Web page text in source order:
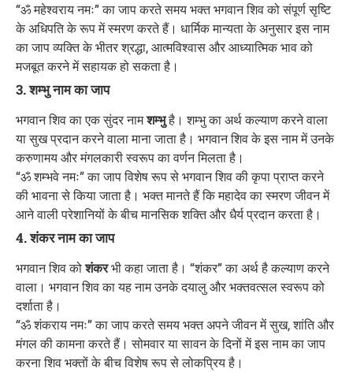
“ॐ महेश्वराय नमः” का जाप करते समय भक्त भगवान शिव को संपूर्ण सृष्टि
के अधिपति के रूप में स्मरण करते हैं। धार्मिक मान्यता के अनुसार इस नाम
का जाप व्यक्ति के भीतर श्रद्धा, आत्मविश्वास और आध्यात्मिक भाव को
मजबूत करने में सहायक हो सकता है।
3. शम्भु नाम का जाप
भगवान शिव का एक सुंदर नामशम्भुहै। शम्भु का अर्थ कल्याण करने वाला
या सुख प्रदान करने वाला माना जाता है। भगवान शिव के इस नाम में उनके
करुणामय और मंगलकारी स्वरूप का वर्णन मिलता है।
“ॐ शम्भवे नमः” का जाप विशेष रूप से भगवान शिव की कृपा प्राप्त करने
की भावना से किया जाता है। भक्त मानते हैं कि महादेव का स्मरण जीवन में
आने वाली परेशानियों के बीच मानसिक शक्ति और धैर्य प्रदान करता है।
4. शंकर नाम का जाप
भगवान शिव कोशंकरभी कहा जाता है। “शंकर” का अर्थ है कल्याण करने
वाला। भगवान शिव का यह नाम उनके दयालु और भक्तवत्सल स्वरूप को
दर्शाता है।
“ॐ शंकराय नमः” का जाप करते समय भक्त अपने जीवन में सुख, शांति और
मंगल की कामना करते हैं। सोमवार या सावन के दिनों में इस नाम का जाप
करना शिव भक्तों के बीच विशेष रूप से लोकप्रिय है।